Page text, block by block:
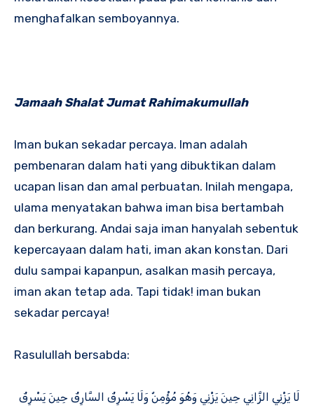
menghafalkan semboyannya.
Jamaah Shalat Jumat Rahimakumullah
Iman bukan sekadar percaya. Iman adalah
pembenaran dalam hati yang dibuktikan dalam
ucapan lisan dan amal perbuatan. Inilah mengapa,
ulama menyatakan bahwa iman bisa bertambah
dan berkurang. Andai saja iman hanyalah sebentuk
kepercayaan dalam hati, iman akan konstan. Dari
dulu sampai kapanpun, asalkan masih percaya,
iman akan tetap ada. Tapi tidak! iman bukan
sekadar percaya!
Rasulullah bersabda:
لَا يَزْنِي الزَّانِي حِينَ يَزْنِي وَهُوَ مُؤْمِنٌ وَلَا يَسْرِقُ السَّارِقُ حِينَ يَسْرِقُ